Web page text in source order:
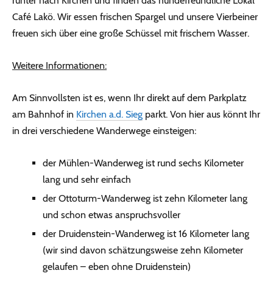
Café Lakö. Wir essen frischen Spargel und unsere Vierbeiner
freuen sich über eine große Schüssel mit frischem Wasser.
Weitere Informationen:
Am Sinnvollsten ist es, wenn Ihr direkt auf dem Parkplatz
am Bahnhof in Kirchen a.d. Sieg parkt. Von hier aus könnt Ihr
in drei verschiedene Wanderwege einsteigen:
der Mühlen-Wanderweg ist rund sechs Kilometer
lang und sehr einfach
der Ottoturm-Wanderweg ist zehn Kilometer lang
und schon etwas anspruchsvoller
der Druidenstein-Wanderweg ist 16 Kilometer lang
(wir sind davon schätzungsweise zehn Kilometer
gelaufen – eben ohne Druidenstein)